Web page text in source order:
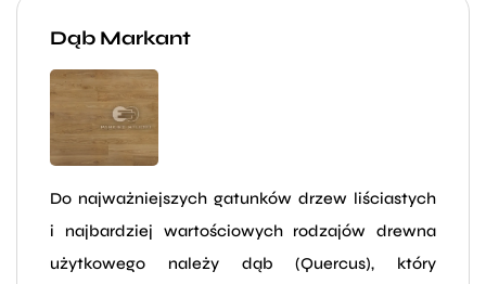
Dąb Markant
Do najważniejszych gatunków drzew liściastych
i najbardziej wartościowych rodzajów drewna
użytkowego należy dąb (Quercus), który